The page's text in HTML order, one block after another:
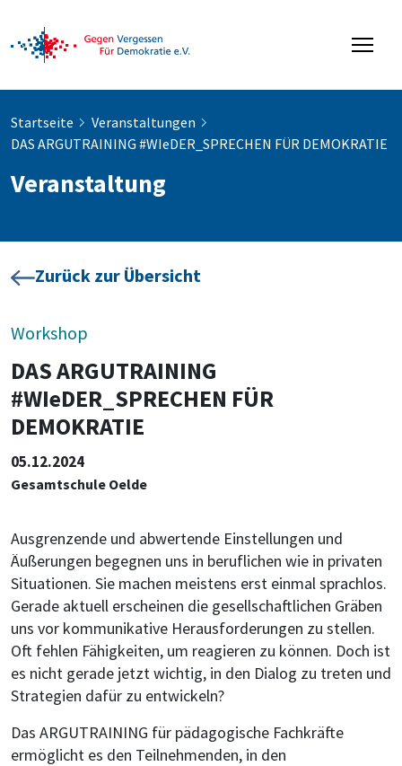
Startseite
Veranstaltungen
DAS ARGUTRAINING #WIeDER_SPRECHEN FÜR DEMOKRATIE
Veranstaltung
Zurück zur Übersicht
Workshop
DAS ARGUTRAINING
#WIeDER_SPRECHEN FÜR
DEMOKRATIE
05.12.2024
Gesamtschule Oelde
Ausgrenzende und abwertende Einstellungen und
Äußerungen begegnen uns in beruflichen wie in privaten
Situationen. Sie machen meistens erst einmal sprachlos.
Gerade aktuell erscheinen die gesellschaftlichen Gräben
uns vor kommunikative Herausforderungen zu stellen.
Oft fehlen Fähigkeiten, um reagieren zu können. Doch ist
es nicht gerade jetzt wichtig, in den Dialog zu treten und
Strategien dafür zu entwickeln?
Das ARGUTRAINING für pädagogische Fachkräfte
ermöglicht es den Teilnehmenden, in den